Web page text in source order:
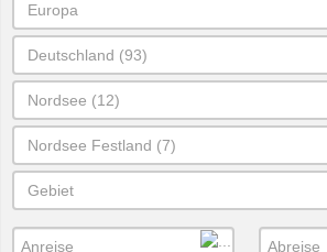
Europa
Deutschland (93)
Nordsee (12)
Nordsee Festland (7)
Gebiet